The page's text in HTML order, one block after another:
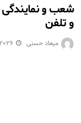
شعب و
و تلفن
میعاد حسنی